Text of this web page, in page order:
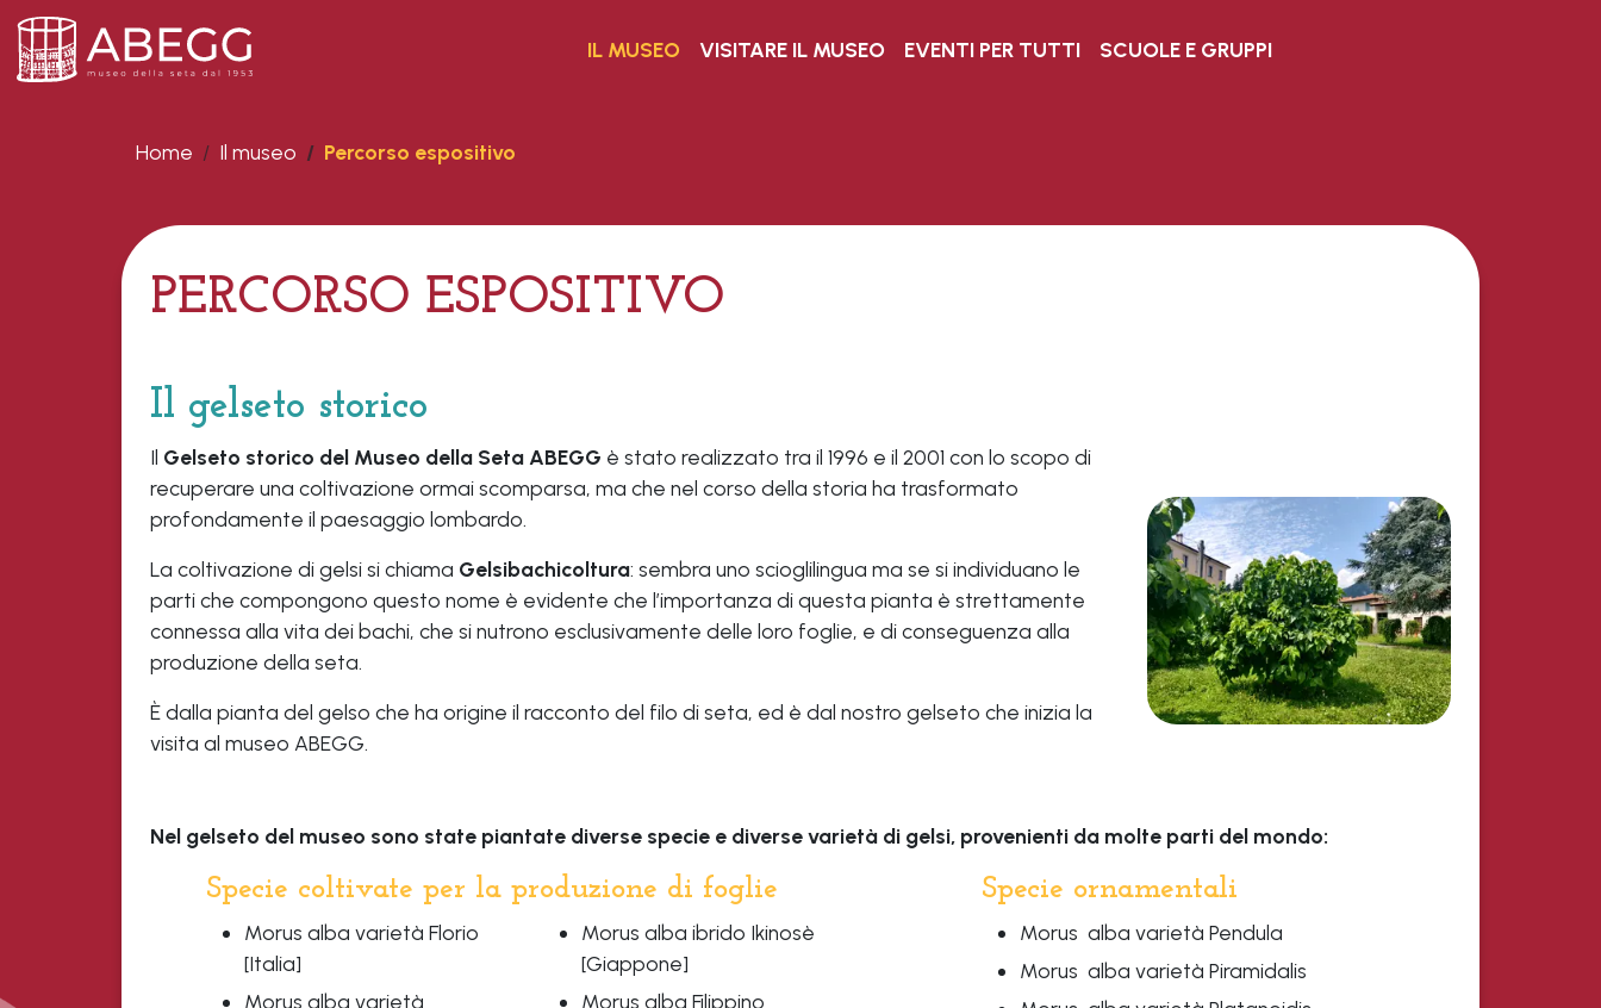
IL MUSEO VISITARE IL MUSEO EVENTI PER TUTTI SCUOLE E GRUPPI
Home Il museo Percorso espositivo
PERCORSO ESPOSITIVO
Il gelseto storico
Il Gelseto storico del Museo della Seta ABEGG è stato realizzato tra il 1996 e il 2001 con lo scopo di
recuperare una coltivazione ormai scomparsa, ma che nel corso della storia ha trasformato
profondamente il paesaggio lombardo.
La coltivazione di gelsi si chiama Gelsibachicoltura: sembra uno scioglilingua ma se si individuano le
parti che compongono questo nome è evidente che l’importanza di questa pianta è strettamente
connessa alla vita dei bachi, che si nutrono esclusivamente delle loro foglie, e di conseguenza alla
produzione della seta.
È dalla pianta del gelso che ha origine il racconto del filo di seta, ed è dal nostro gelseto che inizia la
visita al museo ABEGG.
Nel gelseto del museo sono state piantate diverse specie e diverse varietà di gelsi, provenienti da molte parti del mondo:
Specie coltivate per la produzione di foglie
Morus alba varietà Florio
[Italia]
Morus alba varietà
Morus alba ibrido Ikinosè
[Giappone]
Morus alba Filippino
Specie ornamentali
Morus alba varietà Pendula
Morus alba varietà Piramidalis